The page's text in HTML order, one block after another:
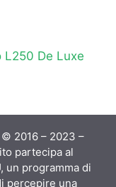
L250 De Luxe
2016 – 2023 –
partecipa al
un programma di
percepire una